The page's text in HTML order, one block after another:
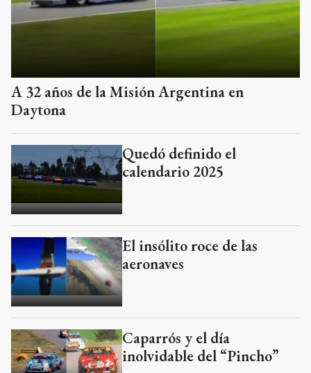
A 32 años de la Misión Argentina en
Daytona
Quedó definido el
calendario 2025
El insólito roce de las
aeronaves
Caparrós y el día
inolvidable del “Pincho”